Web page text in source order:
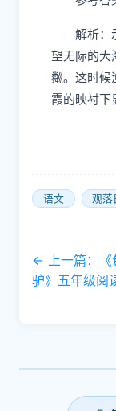
解析：
望无际的大
粼。这时候
霞的映衬下
语文 观落
← 上一篇：《
驴》五年级阅